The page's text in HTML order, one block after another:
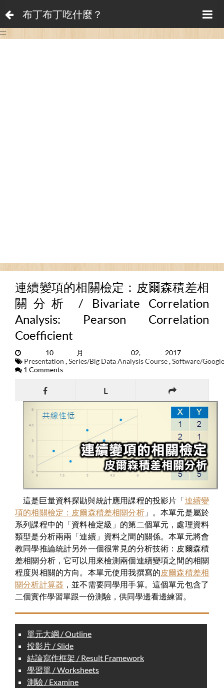
布丁布丁吃什麼？
:::
連續變項的相關檢定：皮爾森積差相
關分析 / Bivariate Correlation
Analysis: Pearson Correlation
Coefficient
10月 02, 2017
Presentation ,Series/Big Data Analysis Course,Software/
1 Comments
L
這是巨量資料探勘與統計應用課程的投影片「連續變
項的相關檢定：皮爾森積差相關分析」。本單元是屬於
系列課程中的「資料檢定級」的第二個單元，處理資料
類型是分析兩兩「連續」資料之間的關係。本單元將會
教同學推論統計另外一個很常見的分析技術：皮爾森積
差相關分析，它可以用來檢測兩個連續變項之間的相關
程度與相關的方向。本單元使用我撰寫的皮爾森積差相
關分析計算器 ，並不需要同學用手算。這個單元包含了
二個實作學習單跟一份測驗，供同學邊看邊練習。
單元大綱 / Outline
投影片 / Slide
結論寫作框架 / Result Framework
學習單 / Worksheets
測驗 / Examine